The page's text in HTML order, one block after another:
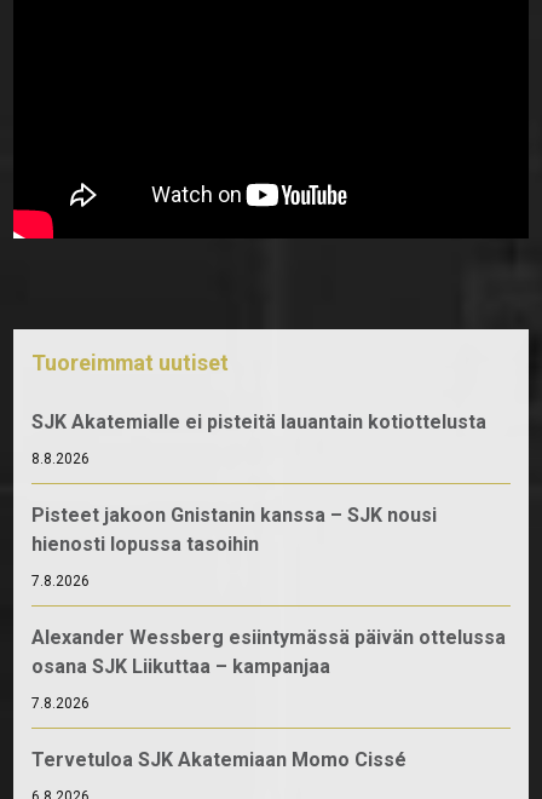
Tuoreimmat uutiset
SJK Akatemialle ei pisteitä lauantain kotiottelusta
8.8.2026
Pisteet jakoon Gnistanin kanssa – SJK nousi
hienosti lopussa tasoihin
7.8.2026
Alexander Wessberg esiintymässä päivän ottelussa
osana SJK Liikuttaa – kampanjaa
7.8.2026
Tervetuloa SJK Akatemiaan Momo Cissé